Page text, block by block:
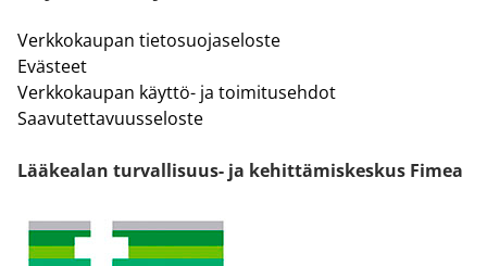
Verkkokaupan tietosuojaseloste
Evästeet
Verkkokaupan käyttö- ja toimitusehdot
Saavutettavuusseloste
Lääkealan turvallisuus- ja kehittämiskeskus Fimea